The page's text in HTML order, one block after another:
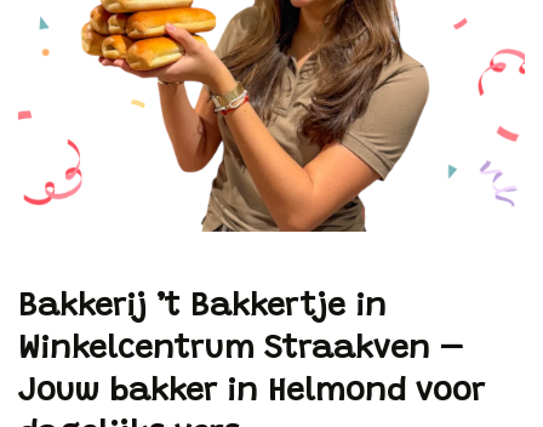
Bakkerij ’t Bakkertje in
Winkelcentrum Straakven –
Jouw bakker in Helmond voor